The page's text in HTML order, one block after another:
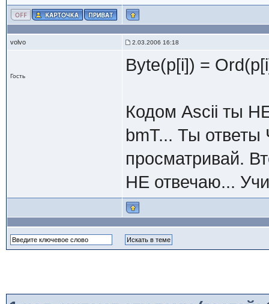
volvo 2.03.2006 16:18
Гость
Byte(p[i]) =
Кодом Ascii ты
bmT... Ты
просматривай.
НЕ отвечаю...